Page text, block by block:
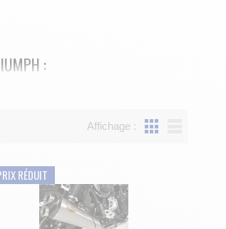
:
performants avec des formes
Affichage :
RÉDUIT